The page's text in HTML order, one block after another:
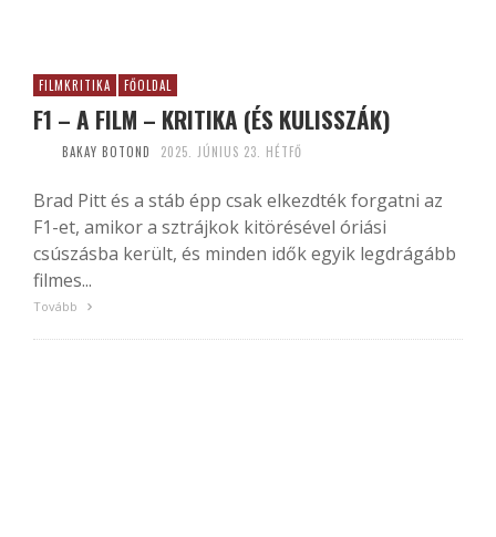
FILMKRITIKA FŐOLDAL
F1 – A FILM – KRITIKA (ÉS KULISSZÁK)
BAKAY BOTOND 2025. JÚNIUS 23. HÉTFŐ
Brad Pitt és a stáb épp csak elkezdték forgatni az
F1-et, amikor a sztrájkok kitörésével óriási
csúszásba került, és minden idők egyik legdrágább
filmes...
Tovább